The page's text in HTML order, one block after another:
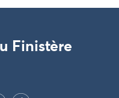
Finistère